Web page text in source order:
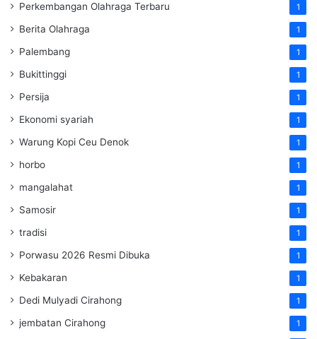
Perkembangan Olahraga Terbaru 1
Berita Olahraga 1
Palembang 1
Bukittinggi 1
Persija 1
Ekonomi syariah 1
Warung Kopi Ceu Denok 1
horbo 1
mangalahat 1
Samosir 1
tradisi 1
Porwasu 2026 Resmi Dibuka 1
Kebakaran 1
Dedi Mulyadi Cirahong 1
jembatan Cirahong 1